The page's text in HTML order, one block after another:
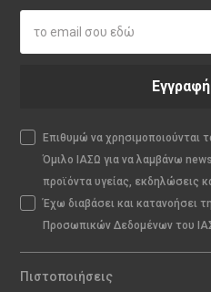
Εγγραφή
Επιθυμώ να χρησιμοποιούνται
Όμιλο ΙΑΣΩ για να λαμβάνω
προϊόντα υγείας, εκδηλώσεις
Έχω διαβάσει και κατανοήσει
Προσωπικών Δεδομένων του
Πιστοποιήσεις